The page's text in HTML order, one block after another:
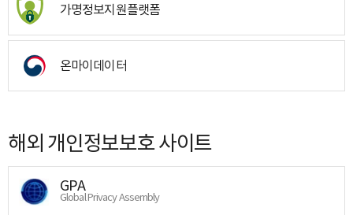
가명정보지원플랫폼
온마이데이터
해외 개인정보보호 사이트
GPA
Global Privacy Assembly